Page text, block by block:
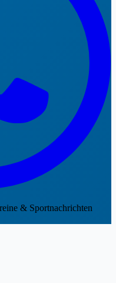
& Sportnachrichten